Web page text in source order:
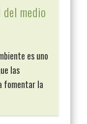
medio
es uno
las
fomentar la